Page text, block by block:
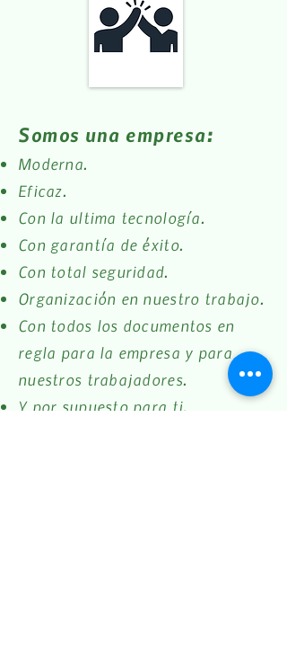
Somos una empresa:
Moderna.
Eficaz.
Con la ultima tecnología.
Con garantía de éxito.
Con total seguridad.
Organización en nuestro trabajo.
Con todos los documentos en
regla para la empresa y para
nuestros trabajadores.
Y por supuesto para ti.